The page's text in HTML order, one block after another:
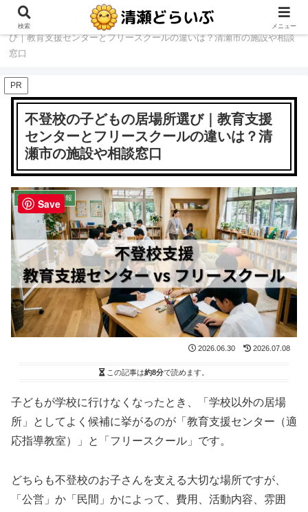
ホーム 暮らし・地域情報
不登校の子どもの居場所選
び｜教育支援センターとフリースクールの違いは？清瀬市の施設や相談
窓口
PR
不登校の子どもの居場所選び｜教育支援
センターとフリースクールの違いは？清
瀬市の施設や相談窓口
暮らし・地域情報
2026.06.30 2026.07.08
この記事は約8分で読めます。
子どもが学校に行けなくなったとき、「学校以外の居場
所」としてよく候補に挙がるのが「教育支援センター（適
応指導教室）」と「フリースクール」です。
どちらも不登校のお子さんを支える大切な場所ですが、
「公営」か「民間」かによって、費用、活動内容、雰囲
検索 メニュー
Save